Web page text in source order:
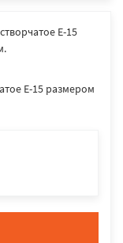
E-15 размером